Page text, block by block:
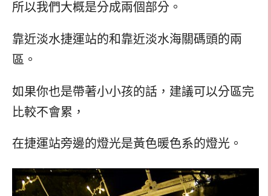
所以我們大概是分成兩個部分。
靠近淡水捷運站的和靠近淡水海關碼頭的兩
區。
如果你也是帶著小小孩的話，建議可以分區完
比較不會累，
在捷運站旁邊的燈光是黃色暖色系的燈光。